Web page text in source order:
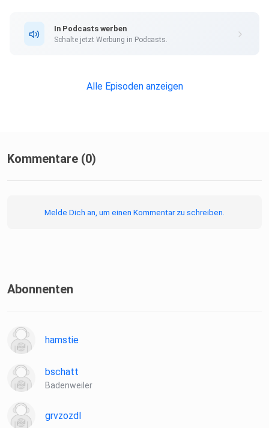
kontakt@paartherapiebonn.com.
Mehr zu mir und meiner Arbeit findest du ⁠⁠hier⁠⁠.
In Podcasts werben
Schalte jetzt Werbung in Podcasts.
Alle Episoden anzeigen
Kommentare (0)
Melde Dich an, um einen Kommentar zu schreiben.
Abonnenten
hamstie
bschatt
Badenweiler
grvzozdl